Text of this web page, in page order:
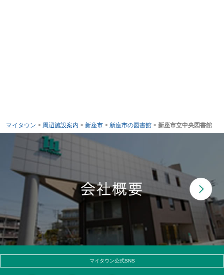
マイタウン > 周辺施設案内 > 新座市 > 新座市の図書館 > 新座市立中央図書館
マイタウン公式SNS